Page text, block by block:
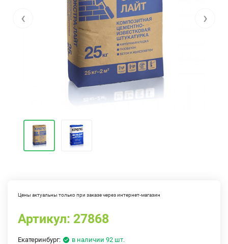
‹ ›
Цены актуальны только при заказе через интернет-магазин
Артикул: 27868
Екатеринбург: в наличии 92 шт.